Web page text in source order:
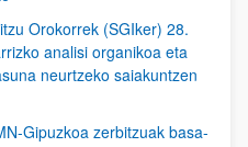
Orokorrek (SGIker) 28.
analisi organikoa eta
neurtzeko saiakuntzen
Gipuzkoa zerbitzuak basa-